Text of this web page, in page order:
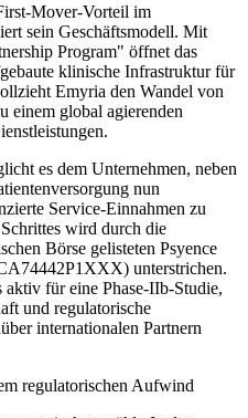
Mover-Vorteil im
sein Geschäftsmodell. Mit
Program" öffnet das
klinische Infrastruktur für
Emyria den Wandel von
einem global agierenden
es dem Unternehmen, neben
nun
Service-Einnahmen zu
wird durch die
Börse gelisteten Psyence
unterstrichen.
aktiv für eine Phase-IIb-Studie,
und regulatorische
internationalen Partnern
regulatorischen Aufwind